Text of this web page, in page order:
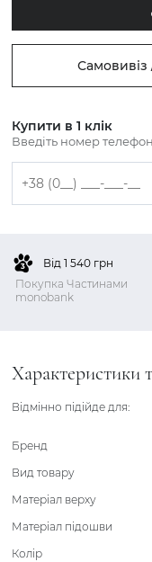
Самовивіз
Купити в 1 клік
Введіть номер
Від 1 540 грн
Покупка Частинами
monobank
Характеристики
Відмінно підійде для:
Бренд
Вид товару
Матеріал верху
Матеріал підошви
Колір